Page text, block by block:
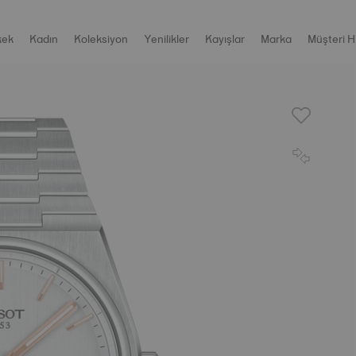
Kadın Koleksiyon Yenilikler Kayışlar Marka Müşteri